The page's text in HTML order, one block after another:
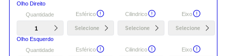
Olho Direito
Quantidade
1
Esférico
Selecione
Cilindrico
Selecione
Eixo
Selecione
Olho Esquerdo
Quantidade
Esférico Cilindrico Eixo